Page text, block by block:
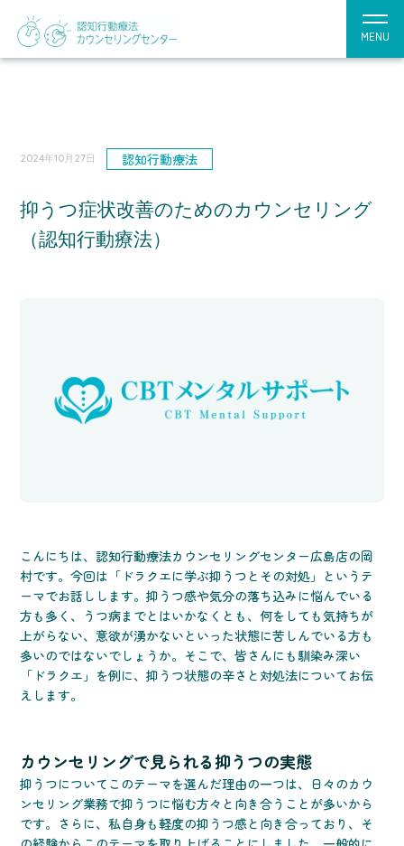
MENU
2024年10月27日 認知行動療法
抑うつ症状改善のためのカウンセリング
（認知行動療法）
こんにちは、認知行動療法カウンセリングセンター広島店の岡
村です。今回は「ドラクエに学ぶ抑うつとその対処」というテ
ーマでお話しします。抑うつ感や気分の落ち込みに悩んでいる
方も多く、うつ病までとはいかなくとも、何をしても気持ちが
上がらない、意欲が湧かないといった状態に苦しんでいる方も
多いのではないでしょうか。そこで、皆さんにも馴染み深い
「ドラクエ」を例に、抑うつ状態の辛さと対処法についてお伝
えします。
カウンセリングで見られる抑うつの実態
抑うつについてこのテーマを選んだ理由の一つは、日々のカウ
ンセリング業務で抑うつに悩む方々と向き合うことが多いから
です。さらに、私自身も軽度の抑うつ感と向き合っており、そ